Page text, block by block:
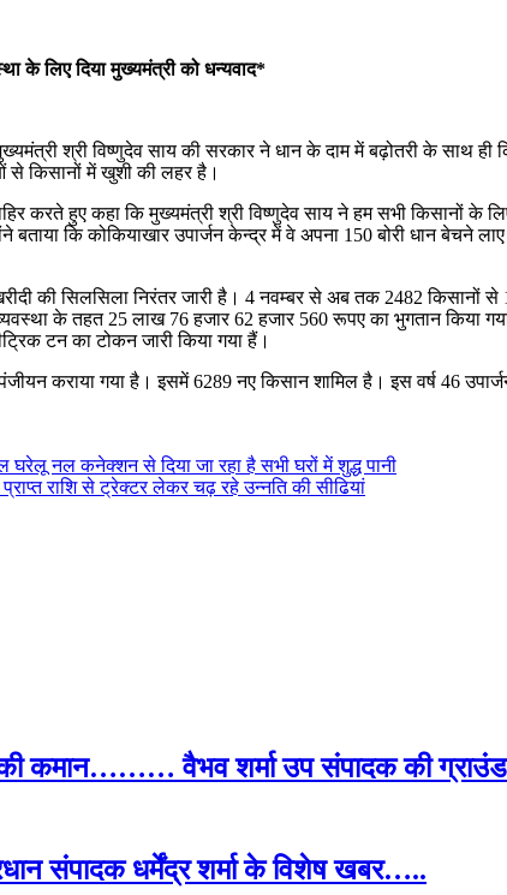
के लिए दिया मुख्यमंत्री को धन्यवाद*
श्री विष्णुदेव साय की सरकार ने धान के दाम में बढ़ोतरी के साथ ही
से किसानों में खुशी की लहर है।
करते हुए कहा कि मुख्यमंत्री श्री विष्णुदेव साय ने हम सभी किसानों के
कि कोकियाखार उपार्जन केन्द्र में वे अपना 150 बोरी धान बेचने
की सिलसिला निरंतर जारी है। 4 नवम्बर से अब तक 2482 किसानों
के तहत 25 लाख 76 हजार 62 हजार 560 रूपए का भुगतान
टन का टोकन जारी किया गया हैं।
पंजीयन कराया गया है। इसमें 6289 नए किसान शामिल है। इस वर्ष 46
घरेलू नल कनेक्शन से दिया जा रहा है सभी घरों में शुद्ध पानी
राशि से ट्रेक्टर लेकर चढ़ रहे उन्नति की सीढियां
कमान……… वैभव शर्मा उप संपादक की ग्राउंड
संपादक धर्मेंद्र शर्मा के विशेष खबर…..